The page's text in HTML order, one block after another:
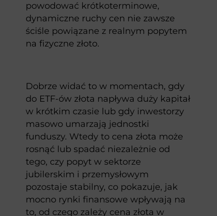
powodować krótkoterminowe,
dynamiczne ruchy cen nie zawsze
ściśle powiązane z realnym popytem
na fizyczne złoto.
Dobrze widać to w momentach, gdy
do ETF-ów złota napływa duży kapitał
w krótkim czasie lub gdy inwestorzy
masowo umarzają jednostki
funduszy. Wtedy to cena złota może
rosnąć lub spadać niezależnie od
tego, czy popyt w sektorze
jubilerskim i przemysłowym
pozostaje stabilny, co pokazuje, jak
mocno rynki finansowe wpływają na
to, od czego zależy cena złota w